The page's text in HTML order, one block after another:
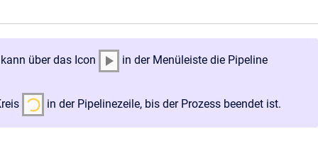
über das Icon
in der Menüleiste die Pipeline
in der Pipelinezeile, bis der Prozess beendet ist.